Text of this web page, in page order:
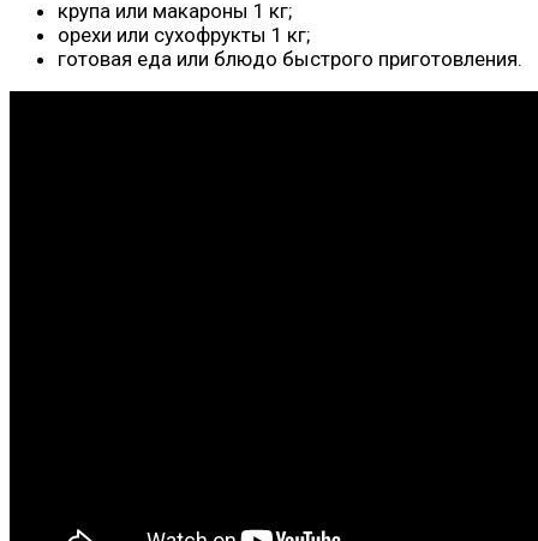
крупа или макароны 1 кг;
орехи или сухофрукты 1 кг;
готовая еда или блюдо быстрого приготовления.